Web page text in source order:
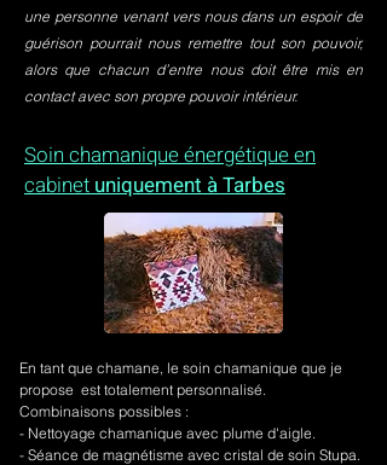
une personne venant vers nous dans un espoir de
guérison pourrait nous remettre tout son pouvoir,
alors que chacun d’entre nous doit être mis en
contact avec son propre pouvoir intérieur.
Soin chamanique énergétique en
cabinet uniquement à Tarbes
En tant que chamane, le soin chamanique que je
propose est totalement personnalisé.
Combinaisons possibles :
- Nettoyage chamanique avec plume d'aigle.
- Séance de magnétisme avec cristal de soin Stupa.